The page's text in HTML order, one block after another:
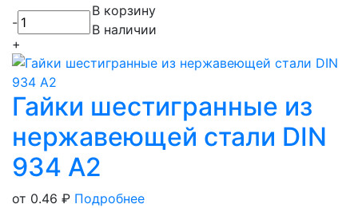
-
+
В корзину
В наличии
Гайки шестигранные из
нержавеющей стали DIN
934 А2
от 0.46 ₽ Подробнее